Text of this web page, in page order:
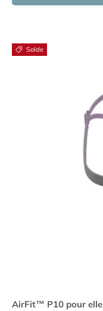
Solde
AirFit™ P10 pour elle